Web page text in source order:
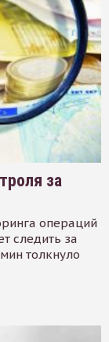
за
операций
следить за
толкнуло